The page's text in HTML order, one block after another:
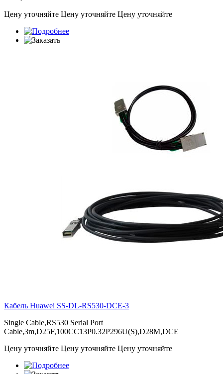
Цену уточняйте Цену уточняйте Цену уточняйте
Кабель Huawei SS-DL-RS530-DCE-3
Single Cable,RS530 Serial Port
Cable,3m,D25F,100CC13P0.32P296U(S),D28M,DCE
Цену уточняйте Цену уточняйте Цену уточняйте